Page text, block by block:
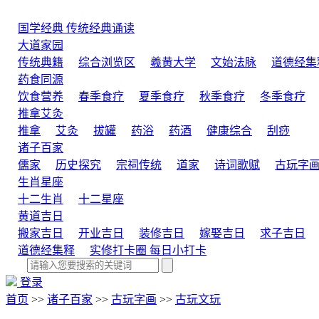
国学经典 传统经典诵读
大道家园
传统典籍
综合浏览区 羲黄大学 文始法脉
道德经集
药食同源
饮食营养
春季食疗 夏季食疗 秋季食疗 冬季食疗
推拿艾灸
推拿
艾灸 拔罐 药浴 药酒 健康综合
刮痧
诸子百家
儒家
历史探究 宗祠传统 道家 诗词歌赋 古玩字画
生肖星座
十二生肖
十二星座
黄道吉日
搬家吉日
开业吉日 装修吉日 嫁娶吉日
求子吉日
道德经集释
实修打卡圈 每日小打卡
登录
首页 >> 诸子百家 >> 古玩字画 >> 古玩文玩